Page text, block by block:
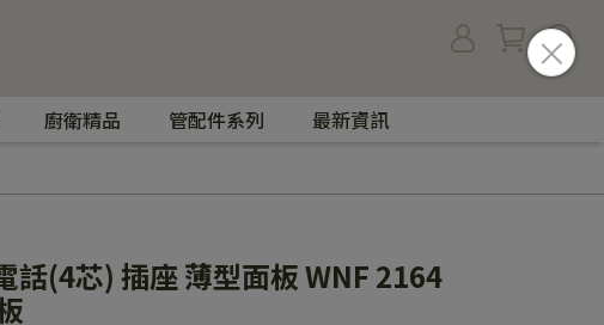
廚衛精品 管配件系列 最新資訊
話(4芯) 插座 薄型面板 WNF 2164